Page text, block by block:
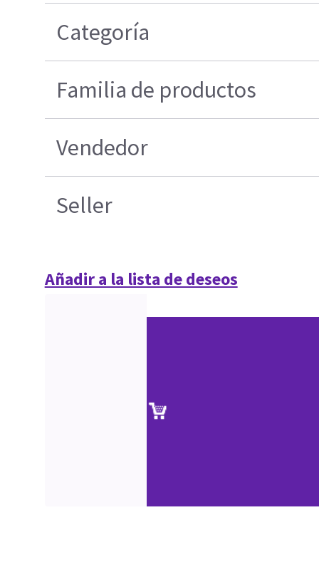
Categoría
Familia de productos
Vendedor
Seller
Añadir a la lista de deseos